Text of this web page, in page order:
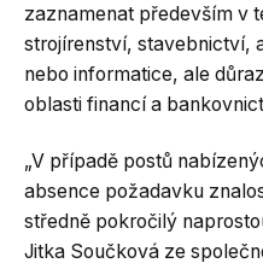
zaznamenat především v
strojírenství, stavebnictví,
nebo informatice, ale
oblasti financí a
„V případě postů
absence požadavku
středně pokročilý
Jitka Součková ze